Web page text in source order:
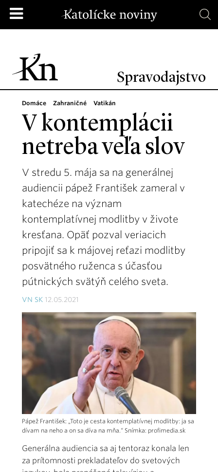
Spravodajstvo
Domáce Zahraničné Vatikán
V kontemplácii
netreba veľa slov
V stredu 5. mája sa na generálnej
audiencii pápež František zameral v
katechéze na význam
kontemplatívnej modlitby v živote
kresťana. Opäť pozval veriacich
pripojiť sa k májovej reťazi modlitby
posvätného ruženca s účasťou
pútnických svätýň celého sveta.
VN SK 12.05.2021
Pápež František: „Toto je cesta kontemplatívnej modlitby: ja sa
dívam na neho a on sa díva na mňa.“ Snímka: profimedia.sk
Generálna audiencia sa aj tentoraz konala len
za prítomnosti prekladateľov do svetových